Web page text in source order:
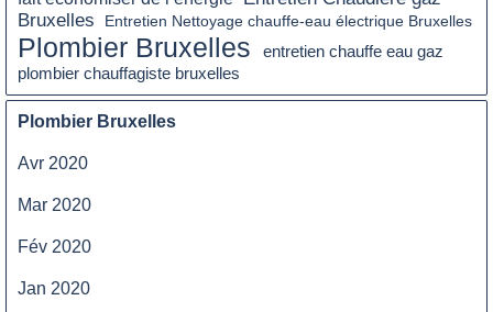
Bruxelles
Entretien Nettoyage chauffe-eau électrique Bruxelles
Plombier Bruxelles
entretien chauffe eau gaz
plombier chauffagiste bruxelles
Plombier Bruxelles
Avr 2020
Mar 2020
Fév 2020
Jan 2020